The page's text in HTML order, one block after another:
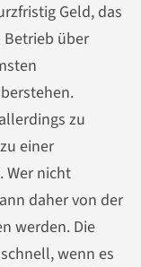
Geld, das
über
zu
einer
Wer nicht
daher von der
werden. Die
wenn es